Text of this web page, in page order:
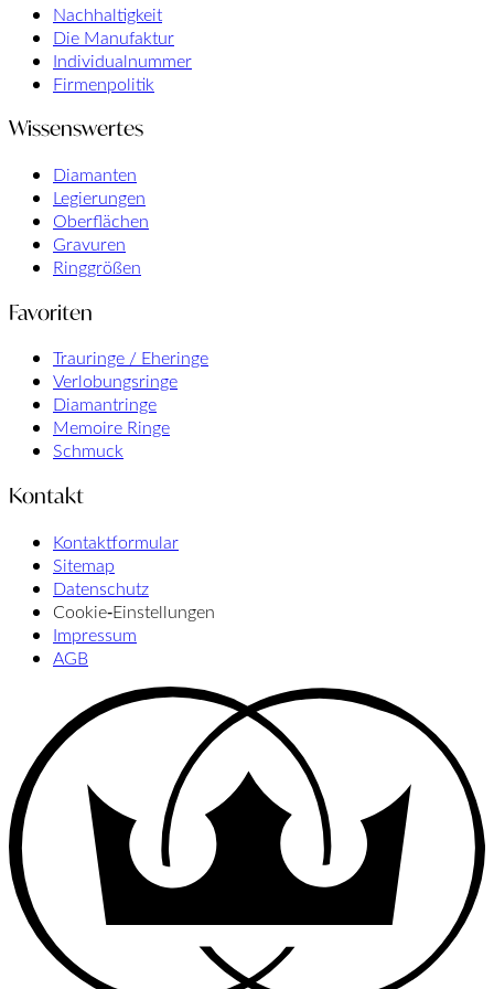
Nachhaltigkeit
Die Manufaktur
Individualnummer
Firmenpolitik
Wissenswertes
Diamanten
Legierungen
Oberflächen
Gravuren
Ringgrößen
Favoriten
Trauringe / Eheringe
Verlobungsringe
Diamantringe
Memoire Ringe
Schmuck
Kontakt
Kontaktformular
Sitemap
Datenschutz
Cookie‑Einstellungen
Impressum
AGB